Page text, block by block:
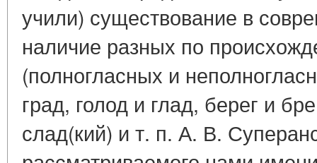
учили) существование в
наличие разных по
(полногласных и
град, голод и глад, берег и
слад(кий) и т. п. А. В.